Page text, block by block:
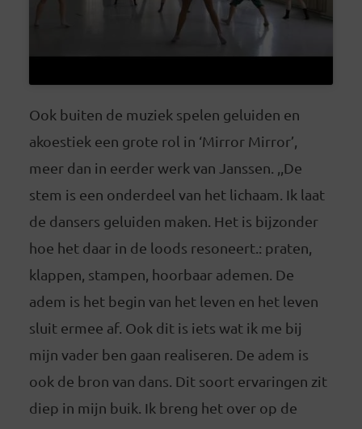
Ook buiten de muziek spelen geluiden en
akoestiek een grote rol in ‘Mirror Mirror’,
meer dan in eerder werk van Janssen. ,,De
stem is een onderdeel van het lichaam. Ik laat
de dansers geluiden maken. Het is bijzonder
hoe het daar in de loods resoneert.: praten,
klappen, stampen, hoorbaar ademen. De
adem is het begin van het leven en het leven
sluit ermee af. Ook dit is iets wat ik me bij
mijn vader ben gaan realiseren. De adem is
ook de bron van dans. Dit soort ervaringen zit
diep in mijn buik. Ik breng het over op de